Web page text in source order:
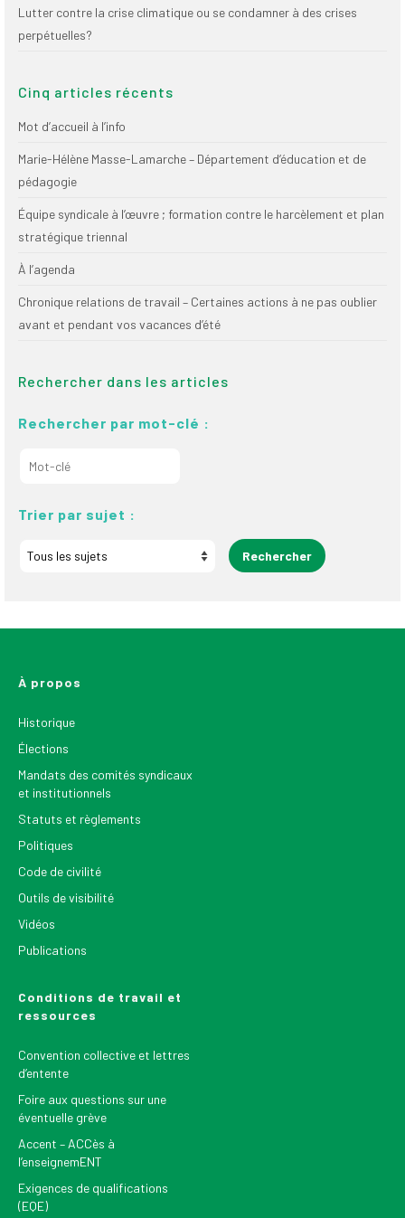
SCCUQ@
Lutter contre la crise climatique ou se condamner à des crises
perpétuelles?
Cinq articles récents
Mot d’accueil à l’info
Marie-Hélène Masse-Lamarche – Département d’éducation et de
pédagogie
Équipe syndicale à l’œuvre ; formation contre le harcèlement et plan
stratégique triennal
À l’agenda
Chronique relations de travail – Certaines actions à ne pas oublier
avant et pendant vos vacances d’été
Rechercher dans les articles
Rechercher par mot-clé :
Trier par sujet :
À propos
Historique
Élections
Mandats des comités syndicaux
et institutionnels
Statuts et règlements
Politiques
Code de civilité
Outils de visibilité
Vidéos
Publications
Conditions de travail et
ressources
Convention collective et lettres
d’entente
Foire aux questions sur une
éventuelle grève
Accent – ACCès à
l’enseignemENT
Exigences de qualifications
(EQE)